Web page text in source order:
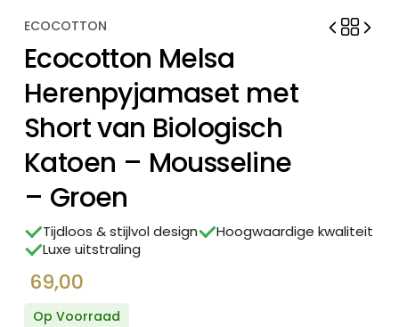
ECOCOTTON
Ecocotton Melsa
Herenpyjamaset met
Short van Biologisch
Katoen – Mousseline
– Groen
Tijdloos & stijlvol design
Hoogwaardige kwaliteit
Luxe uitstraling
69,00
Op Voorraad